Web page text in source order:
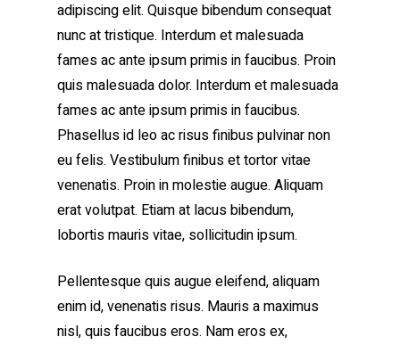
adipiscing elit. Quisque bibendum consequat
nunc at tristique. Interdum et malesuada
fames ac ante ipsum primis in faucibus. Proin
quis malesuada dolor. Interdum et malesuada
fames ac ante ipsum primis in faucibus.
Phasellus id leo ac risus finibus pulvinar non
eu felis. Vestibulum finibus et tortor vitae
venenatis. Proin in molestie augue. Aliquam
erat volutpat. Etiam at lacus bibendum,
lobortis mauris vitae, sollicitudin ipsum.
Pellentesque quis augue eleifend, aliquam
enim id, venenatis risus. Mauris a maximus
nisl, quis faucibus eros. Nam eros ex,